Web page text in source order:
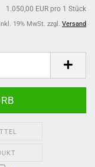
1.050,00 EUR pro 1 Stück
inkl. 19% MwSt. zzgl. Versand